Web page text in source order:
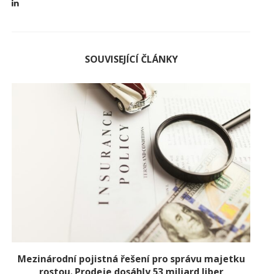
SOUVISEJÍCÍ ČLÁNKY
Mezinárodní pojistná řešení pro správu majetku